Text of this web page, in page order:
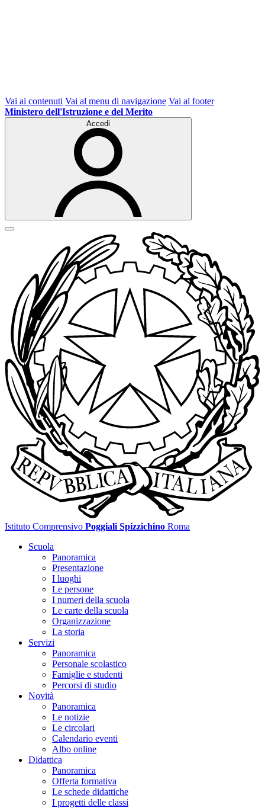
Vai ai contenuti Vai al menu di navigazione Vai al footer
Ministero dell'Istruzione e del Merito
Accedi
Istituto Comprensivo Poggiali Spizzichino Roma
Scuola
Panoramica
Presentazione
I luoghi
Le persone
I numeri della scuola
Le carte della scuola
Organizzazione
La storia
Servizi
Panoramica
Personale scolastico
Famiglie e studenti
Percorsi di studio
Novità
Panoramica
Le notizie
Le circolari
Calendario eventi
Albo online
Didattica
Panoramica
Offerta formativa
Le schede didattiche
I progetti delle classi